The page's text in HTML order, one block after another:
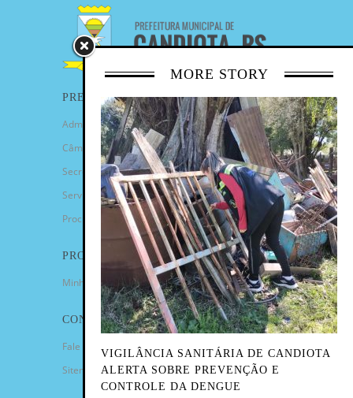
MORE STORY
VIGILÂNCIA SANITÁRIA DE CANDIOTA
ALERTA SOBRE PREVENÇÃO E
CONTROLE DA DENGUE
PREFEITURA
Administração Municipal
Câmara de Vereadores
Secretarias
Serviços
Procuradoria Geral
PROGRAMAS
Minha Casa Minha Vida
CONTATO
Fale Conosco
Sitemap